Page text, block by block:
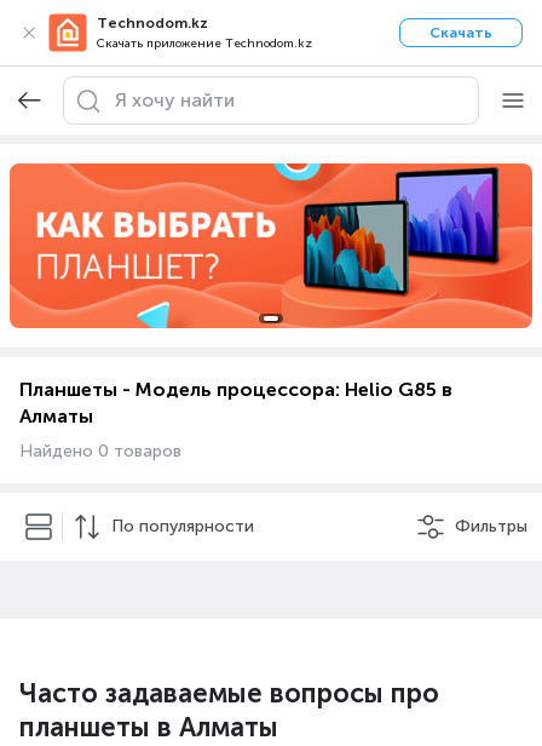
Technodom.kz
Скачать приложение Technodom.kz
Скачать
Планшеты - Модель процессора: Helio G85 в
Алматы
Найдено 0 товаров
По популярности Фильтры
Часто задаваемые вопросы про
планшеты в Алматы